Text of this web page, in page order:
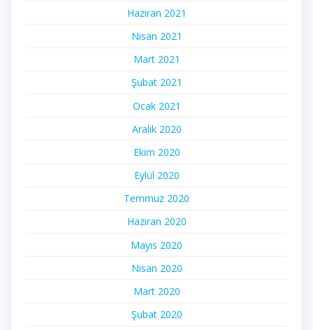
Haziran 2021
Nisan 2021
Mart 2021
Şubat 2021
Ocak 2021
Aralık 2020
Ekim 2020
Eylül 2020
Temmuz 2020
Haziran 2020
Mayıs 2020
Nisan 2020
Mart 2020
Şubat 2020